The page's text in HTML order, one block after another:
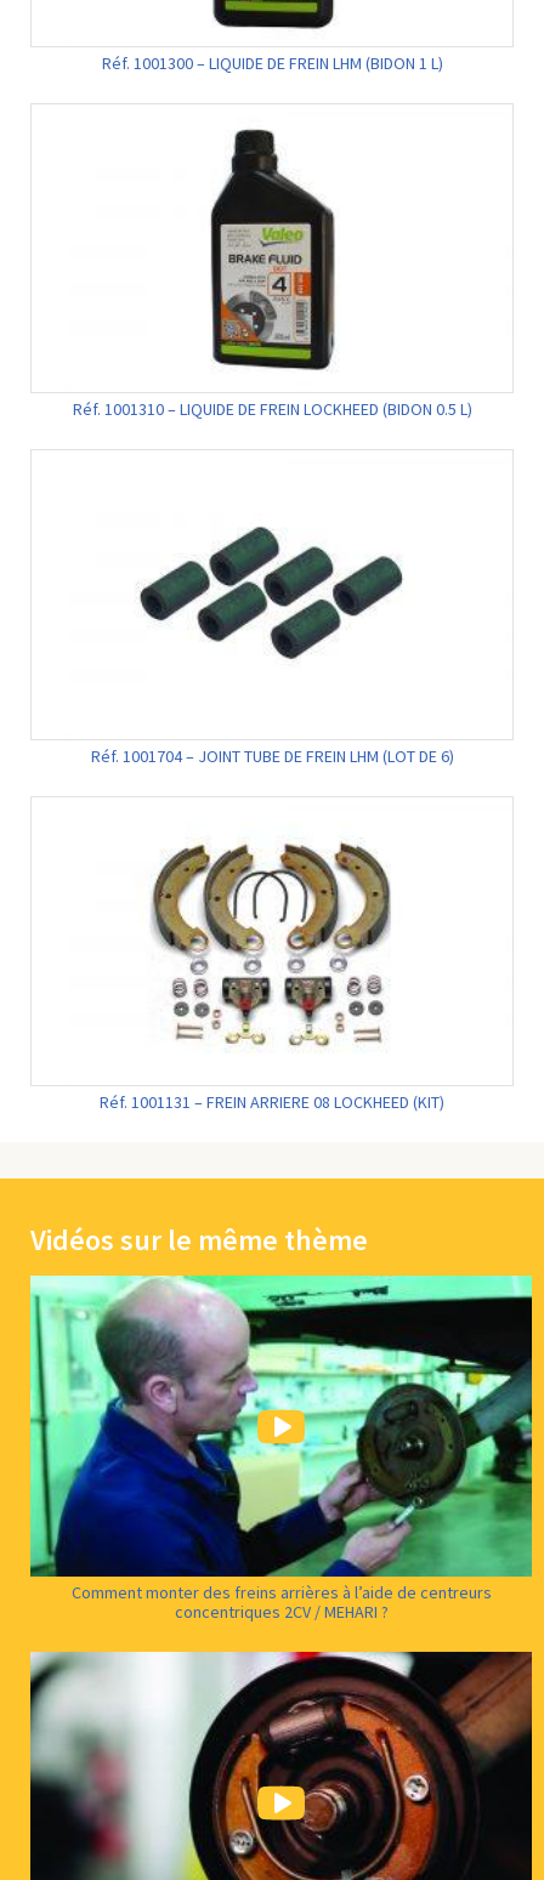
Réf. 1001300 – LIQUIDE DE FREIN LHM (BIDON 1 L)
Réf. 1001310 – LIQUIDE DE FREIN LOCKHEED (BIDON 0.5 L)
Réf. 1001704 – JOINT TUBE DE FREIN LHM (LOT DE 6)
Réf. 1001131 – FREIN ARRIERE 08 LOCKHEED (KIT)
Vidéos sur le même thème
Comment monter des freins arrières à l’aide de centreurs
concentriques 2CV / MEHARI ?